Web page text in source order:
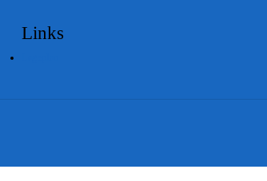
Links